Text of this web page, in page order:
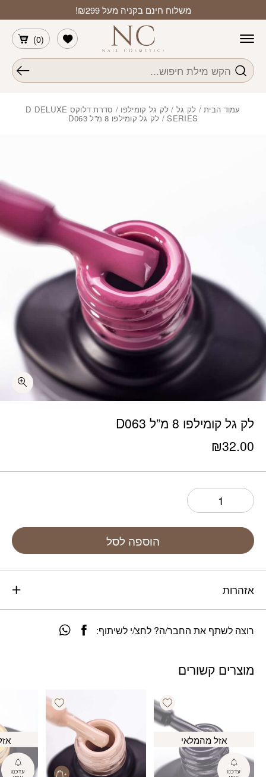
משלוח חינם בקניה מעל ₪299!
חיפוש
(
0
)
הרשימה שלי
עמוד הבית/ לק גל / לק גל קומילפו / סדרת דלוקס D DELUXE
SERIES/ לק גל קומילפו 8 מ”ל D063
לק גל קומילפו 8 מ”ל D063
₪32.00
הוספה לסל
אזהרות
רוצה לשתף את החבר/ה? לחצ/י לשיתוף:
מוצרים קשורים
Add wishlist
אזל מהמלאי
Add wishlist